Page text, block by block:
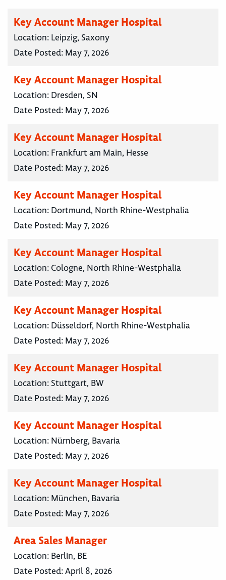
Key Account Manager Hospital
Location: Leipzig, Saxony
Date Posted: May 7, 2026
Key Account Manager Hospital
Location: Dresden, SN
Date Posted: May 7, 2026
Key Account Manager Hospital
Location: Frankfurt am Main, Hesse
Date Posted: May 7, 2026
Key Account Manager Hospital
Location: Dortmund, North Rhine-Westphalia
Date Posted: May 7, 2026
Key Account Manager Hospital
Location: Cologne, North Rhine-Westphalia
Date Posted: May 7, 2026
Key Account Manager Hospital
Location: Düsseldorf, North Rhine-Westphalia
Date Posted: May 7, 2026
Key Account Manager Hospital
Location: Stuttgart, BW
Date Posted: May 7, 2026
Key Account Manager Hospital
Location: Nürnberg, Bavaria
Date Posted: May 7, 2026
Key Account Manager Hospital
Location: München, Bavaria
Date Posted: May 7, 2026
Area Sales Manager
Location: Berlin, BE
Date Posted:April 8, 2026